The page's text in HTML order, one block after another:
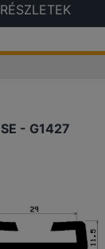
RÉSZLETEK
SE - G1427